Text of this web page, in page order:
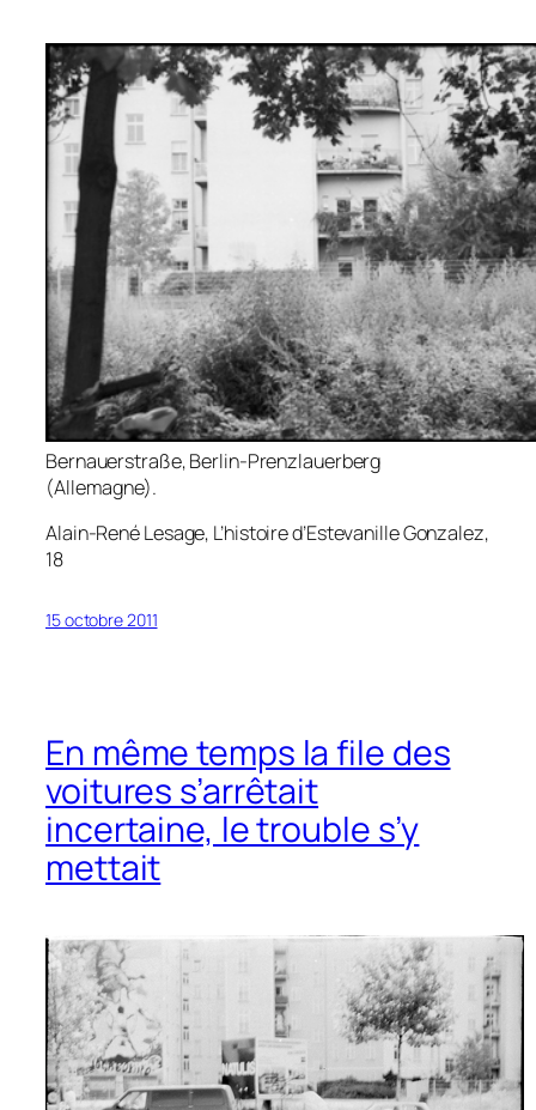
Bernauerstraße, Berlin-Prenzlauerberg
(Allemagne).
Alain-René Lesage, L’histoire d’Estevanille Gonzalez,
18
15 octobre 2011
En même temps la file des
voitures s’arrêtait
incertaine, le trouble s’y
mettait